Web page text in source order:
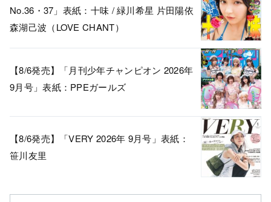
No.36・37」表紙：十味 / 緑川希星 片田陽依
森湖己波（LOVE CHANT）
【8/6発売】「月刊少年チャンピオン 2026年
9月号」表紙：PPEガールズ
【8/6発売】「VERY 2026年 9月号」表紙：
笹川友里